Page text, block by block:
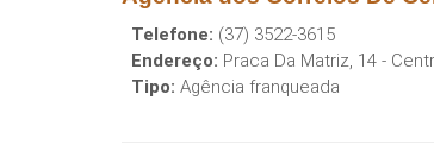
Telefone: (37) 3522-3615
Endereço: Praca Da Matriz, 14 -
Tipo: Agência franqueada